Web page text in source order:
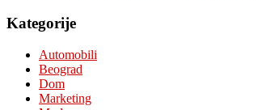
Kategorije
Automobili
Beograd
Dom
Marketing